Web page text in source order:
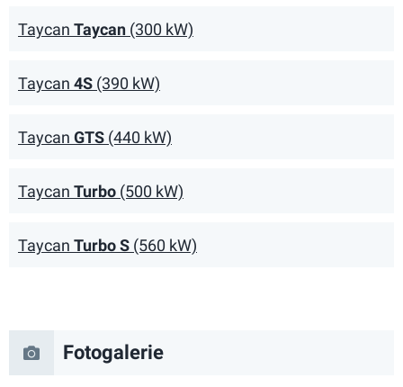
Taycan Taycan (300 kW)
Taycan 4S (390 kW)
Taycan GTS (440 kW)
Taycan Turbo (500 kW)
Taycan Turbo S (560 kW)
Fotogalerie